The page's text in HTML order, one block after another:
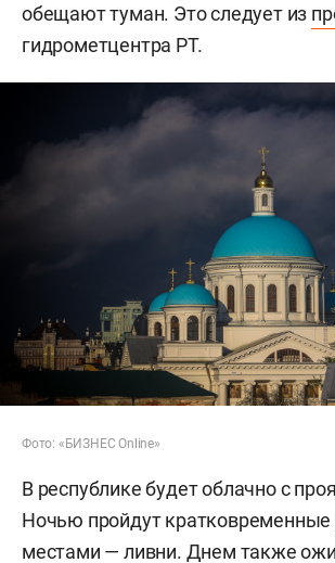
обещают туман. Это следует из
гидрометцентра РТ.
Фото: «БИЗНЕС Online»
В республике будет облачно с
Ночью пройдут
местами — ливни. Днем также